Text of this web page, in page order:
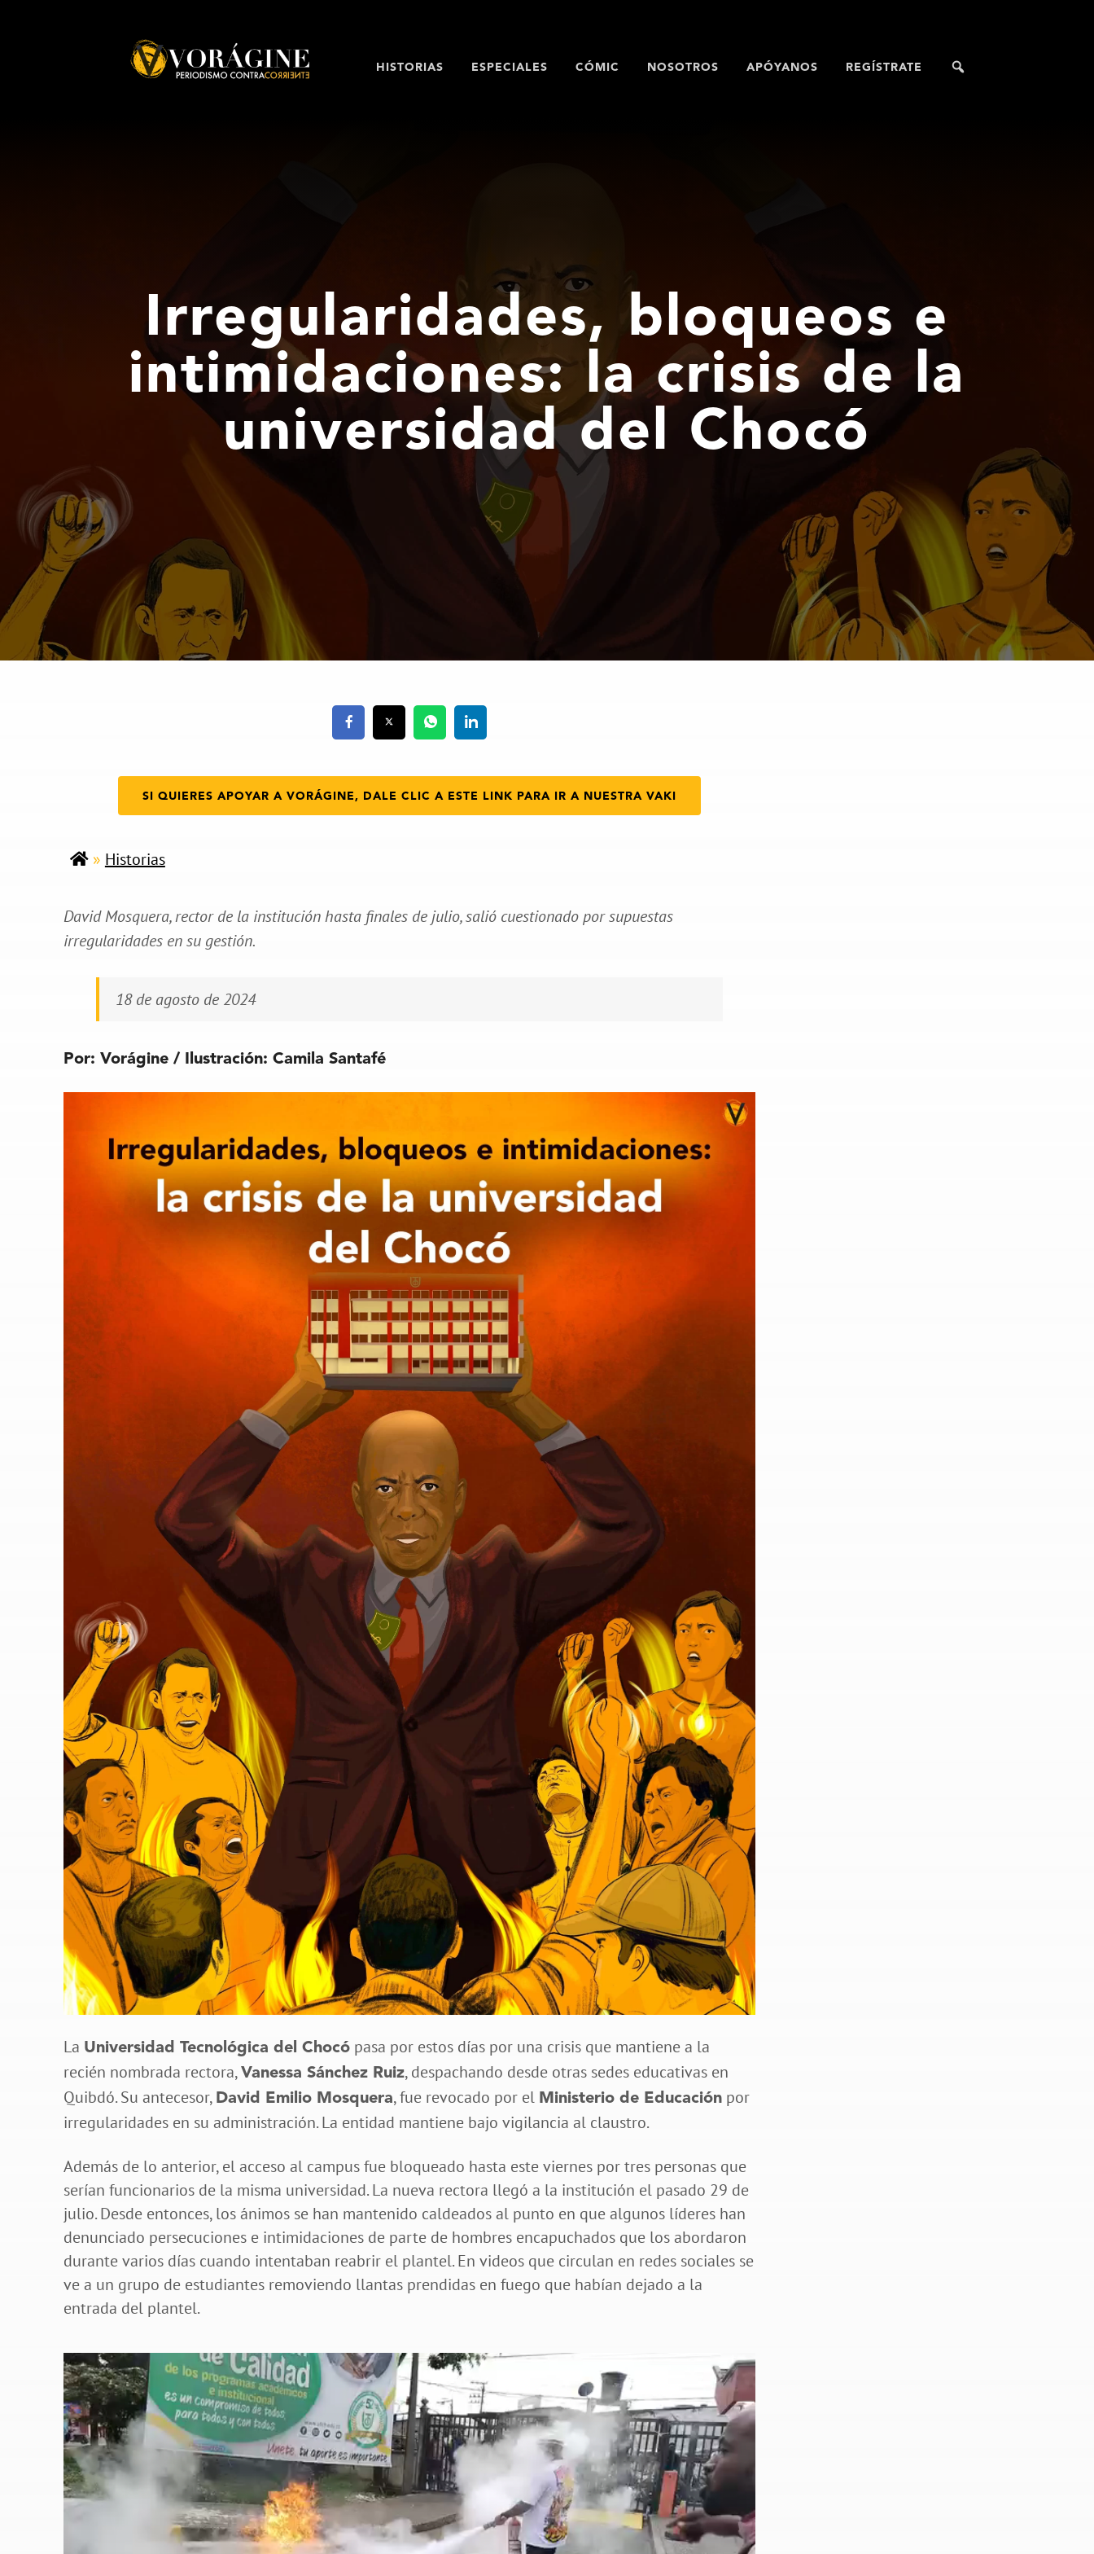
HISTORIAS ESPECIALES CÓMIC NOSOTROS APÓYANOS REGÍSTRATE
Irregularidades, bloqueos e
intimidaciones: la crisis de la
universidad del Chocó
SI QUIERES APOYAR A VORÁGINE, DALE CLIC A ESTE LINK PARA IR A NUESTRA VAKI
» Historias
David Mosquera, rector de la institución hasta finales de julio, salió cuestionado por supuestas
irregularidades en su gestión.
18 de agosto de 2024
Por: Vorágine / Ilustración: Camila Santafé
La Universidad Tecnológica del Chocó pasa por estos días por una crisis que mantiene a la
recién nombrada rectora,Vanessa Sánchez Ruiz, despachando desde otras sedes educativas en
Quibdó. Su antecesor, David Emilio Mosquera, fue revocado por el Ministerio de Educación por
irregularidades en su administración. La entidad mantiene bajo vigilancia al claustro.
Además de lo anterior, el acceso al campus fue bloqueado hasta este viernes por tres personas que
serían funcionarios de la misma universidad. La nueva rectora llegó a la institución el pasado 29 de
julio. Desde entonces, los ánimos se han mantenido caldeados al punto en que algunos líderes han
denunciado persecuciones e intimidaciones de parte de hombres encapuchados que los abordaron
durante varios días cuando intentaban reabrir el plantel. En videos que circulan en redes sociales se
ve a un grupo de estudiantes removiendo llantas prendidas en fuego que habían dejado a la
entrada del plantel.